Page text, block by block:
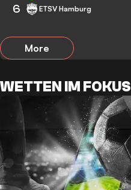
6 ETSV Hamburg
More
WETTEN IM FOKUS